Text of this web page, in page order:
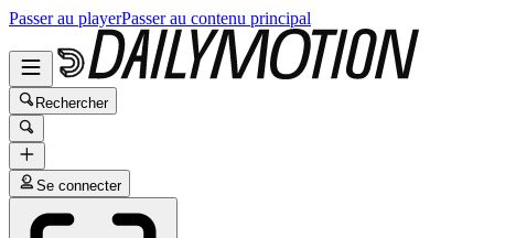
Passer au playerPasser au contenu principal
Rechercher
Se connecter